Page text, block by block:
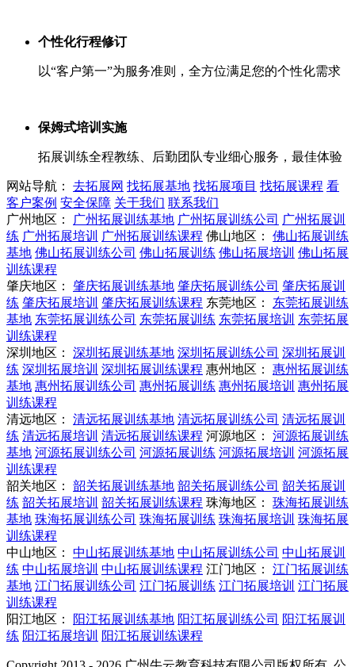
个性化行程修订
以“客户第一”为服务准则，全方位满足您的个性化需求
保姆式培训实施
拓展训练全程教练、后勤团队专业细心服务，最佳体验
网站导航： 去拓展网 找拓展基地 找拓展项目 找拓展课程 看
客户案例 安全保障 关于我们 联系我们
广州地区：
广州拓展训练基地 广州拓展训练公司 广州拓展训
练 广州拓展培训 广州拓展训练课程 佛山地区：
佛山拓展训练
基地 佛山拓展训练公司 佛山拓展训练 佛山拓展培训 佛山拓展
训练课程
肇庆地区：
肇庆拓展训练基地 肇庆拓展训练公司 肇庆拓展训
练 肇庆拓展培训 肇庆拓展训练课程 东莞地区：
东莞拓展训练
基地 东莞拓展训练公司 东莞拓展训练 东莞拓展培训 东莞拓展
训练课程
深圳地区：
深圳拓展训练基地 深圳拓展训练公司 深圳拓展训
练 深圳拓展培训 深圳拓展训练课程 惠州地区：
惠州拓展训练
基地 惠州拓展训练公司 惠州拓展训练 惠州拓展培训 惠州拓展
训练课程
清远地区：
清远拓展训练基地 清远拓展训练公司 清远拓展训
练 清远拓展培训 清远拓展训练课程 河源地区：
河源拓展训练
基地 河源拓展训练公司 河源拓展训练 河源拓展培训 河源拓展
训练课程
韶关地区：
韶关拓展训练基地 韶关拓展训练公司 韶关拓展训
练 韶关拓展培训 韶关拓展训练课程 珠海地区：
珠海拓展训练
基地 珠海拓展训练公司 珠海拓展训练 珠海拓展培训 珠海拓展
训练课程
中山地区：
中山拓展训练基地 中山拓展训练公司 中山拓展训
练 中山拓展培训 中山拓展训练课程 江门地区：
江门拓展训练
基地 江门拓展训练公司 江门拓展训练 江门拓展培训 江门拓展
训练课程
阳江地区：
阳江拓展训练基地 阳江拓展训练公司 阳江拓展训
练 阳江拓展培训 阳江拓展训练课程